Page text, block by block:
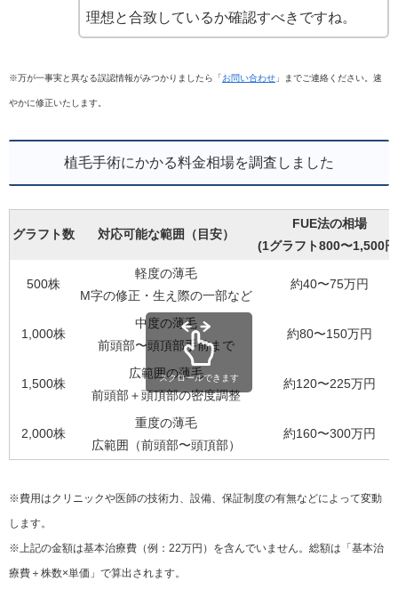
理想と合致しているか確認すべきですね。
※万が一事実と異なる誤認情報がみつかりましたら「お問い合わせ 」までご連絡ください。速
やかに修正いたします。
植毛手術にかかる料金相場を調査しました
グラフト数 対応可能な範囲（目安）
FUE法の相場
(1グラフト800〜1,500
500株
軽度の薄毛
M字の修正・生え際の一部など
約40〜75万円
1,000株
中度の薄毛
前頭部〜頭頂部手前まで
約80〜150万円
1,500株
広範囲の薄毛
前頭部＋頭頂部の密度調整
約120〜225万円
2,000株
重度の薄毛
広範囲（前頭部〜頭頂部）
約160〜300万円
スクロールできます
※費用はクリニックや医師の技術力、設備、保証制度の有無などによって変動
します。
※上記の金額は基本治療費（例：22万円）を含んでいません。総額は「基本治
療費＋株数×単価」で算出されます。